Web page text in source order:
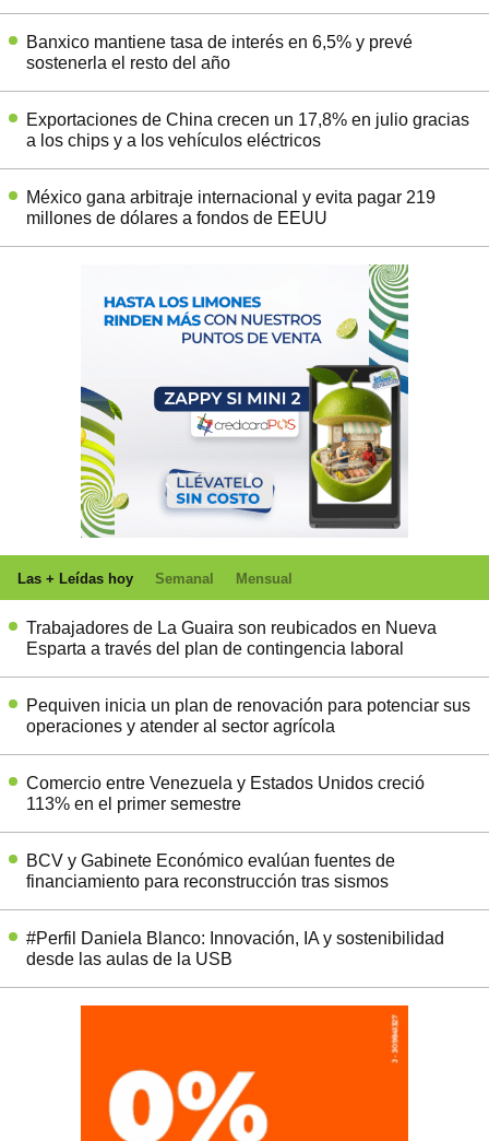
Banxico mantiene tasa de interés en 6,5% y prevé
sostenerla el resto del año
Exportaciones de China crecen un 17,8% en julio gracias
a los chips y a los vehículos eléctricos
México gana arbitraje internacional y evita pagar 219
millones de dólares a fondos de EEUU
Las + Leídas hoy Semanal Mensual
Trabajadores de La Guaira son reubicados en Nueva
Esparta a través del plan de contingencia laboral
Pequiven inicia un plan de renovación para potenciar sus
operaciones y atender al sector agrícola
Comercio entre Venezuela y Estados Unidos creció
113% en el primer semestre
BCV y Gabinete Económico evalúan fuentes de
financiamiento para reconstrucción tras sismos
#Perfil Daniela Blanco: Innovación, IA y sostenibilidad
desde las aulas de la USB